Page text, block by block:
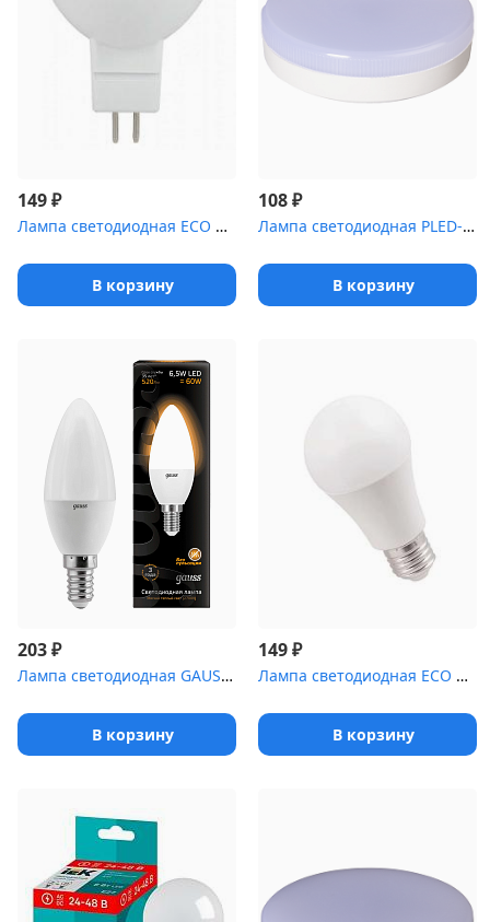
149₽
Лампа светодиодная ECO MR16 софит 5Вт 230В 6500К GU5.3 ИЭК LLE-MR...
В корзину
108₽
Лампа светодиодная PLED-GX53 12Вт таблетка 5000К мат. холод. бел...
В корзину
203₽
Лампа светодиодная GAUSS 103101107 LED Candle E14 6.5W 2700К
В корзину
149₽
Лампа светодиодная ECO A60 11Вт грушевидная 3000К тепл. бел. E27 ...
В корзину